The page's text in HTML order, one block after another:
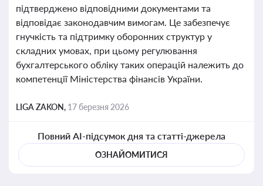
підтверджено відповідними документами та
відповідає законодавчим вимогам. Це забезпечує
гнучкість та підтримку оборонних структур у
складних умовах, при цьому регулювання
бухгалтерського обліку таких операцій належить до
компетенції Міністерства фінансів України.
LIGA ZAKON, 17 березня 2026
Повний AI-підсумок дня та статті-джерела
ОЗНАЙОМИТИСЯ